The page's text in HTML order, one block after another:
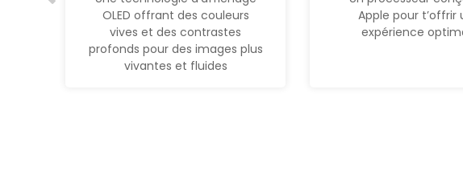
OLED offrant des couleurs
vives et des contrastes
profonds pour des images plus
vivantes et fluides
Apple pour t’offrir
expérience